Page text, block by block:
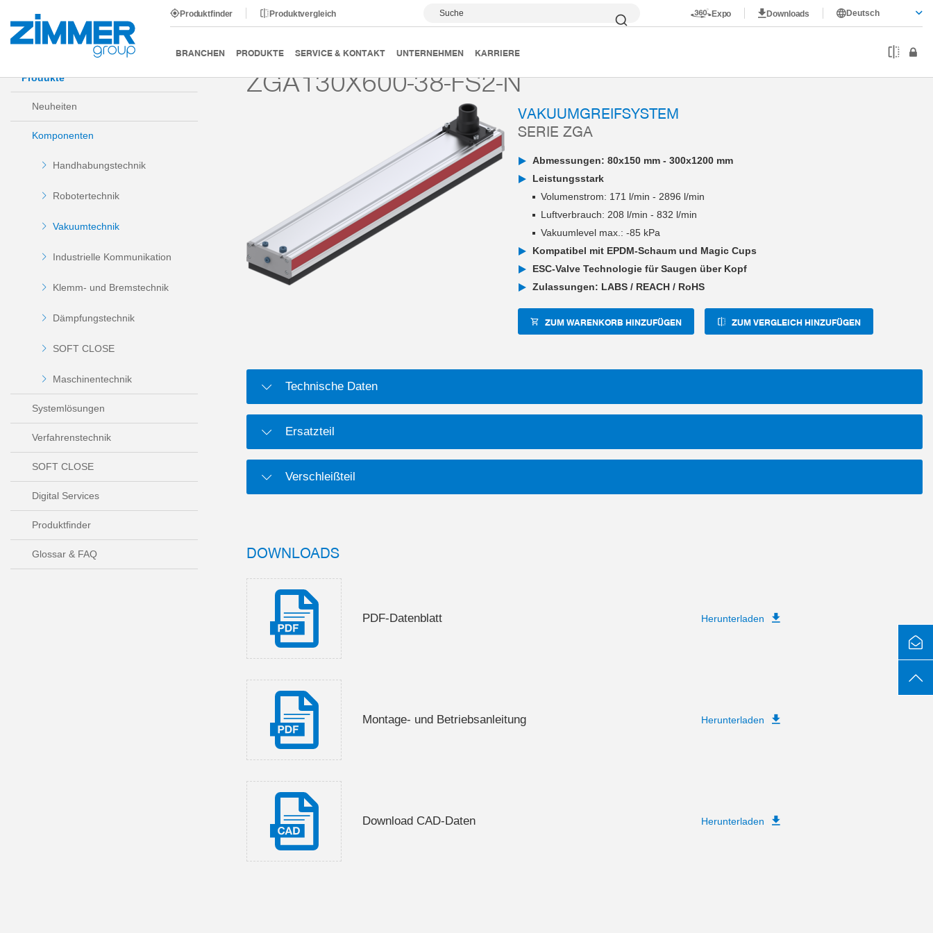
Produktfinder Produktvergleich Suche Expo Downloads Deutsch
BRANCHEN PRODUKTE SERVICE & KONTAKT UNTERNEHMEN KARRIERE
Start Produkte Komponenten Vakuumtechnik Vakuumgreifsysteme Serie ZGA ZGA130X600-38-FS2-N
Produkte
Neuheiten
Komponenten
Handhabungstechnik
Robotertechnik
Vakuumtechnik
Industrielle Kommunikation
Klemm- und Bremstechnik
Dämpfungstechnik
SOFT CLOSE
Maschinentechnik
Systemlösungen
Verfahrenstechnik
SOFT CLOSE
Digital Services
Produktfinder
Glossar & FAQ
ZGA130X600-38-FS2-N
VAKUUMGREIFSYSTEM
SERIE ZGA
Abmessungen: 80x150 mm - 300x1200 mm
Leistungsstark
Volumenstrom: 171 l/min - 2896 l/min
Luftverbrauch: 208 l/min - 832 l/min
Vakuumlevel max.: -85 kPa
Kompatibel mit EPDM-Schaum und Magic Cups
ESC-Valve Technologie für Saugen über Kopf
Zulassungen: LABS / REACH / RoHS
ZUM WARENKORB HINZUFÜGEN ZUM VERGLEICH HINZUFÜGEN
Technische Daten
Ersatzteil
Verschleißteil
DOWNLOADS
PDF-Datenblatt Herunterladen
Montage- und Betriebsanleitung Herunterladen
Download CAD-Daten Herunterladen